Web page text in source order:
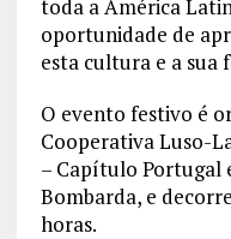
toda a América
oportunidade de
esta cultura e a sua
O evento festivo é
Cooperativa Luso-
– Capítulo Portugal
Bombarda, e
horas.